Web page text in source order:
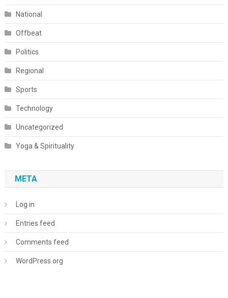
National
Offbeat
Politics
Regional
Sports
Technology
Uncategorized
Yoga & Spirituality
META
Log in
Entries feed
Comments feed
WordPress.org